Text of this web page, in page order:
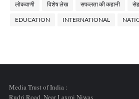
लोकवाणी विशेष लेख सफलता की कहानी
EDUCATION INTERNATIONAL
Media Trust of India :
Rudri Road, Near Laxmi Niwas